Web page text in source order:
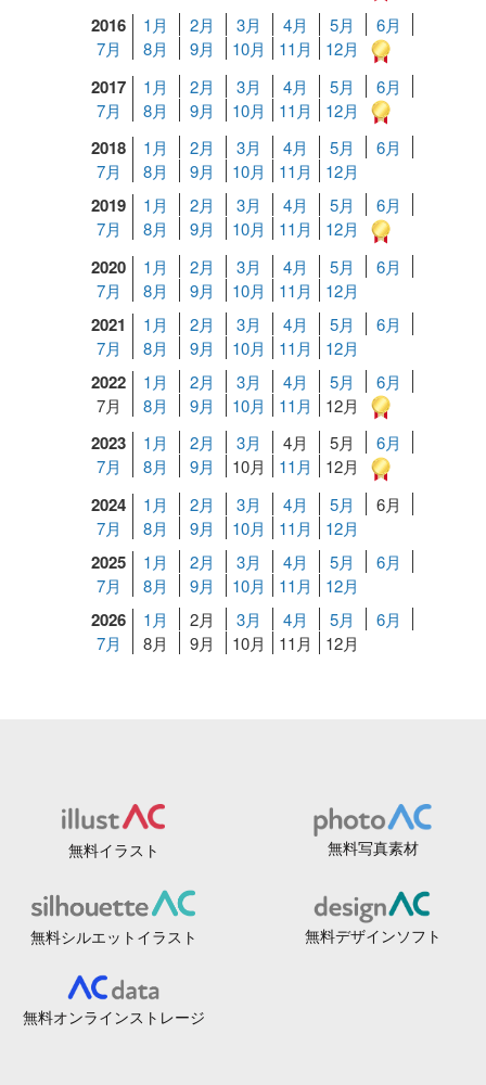
2016 1月 2月 3月 4月 5月
6月
7月
8月 9月 10月 11月 12月
2017 1月 2月 3月 4月 5月
6月
7月
8月 9月 10月 11月 12月
2018 1月 2月 3月 4月 5月
6月
7月
8月 9月 10月 11月 12月
2019 1月 2月 3月 4月 5月
6月
7月
8月 9月 10月 11月 12月
2020 1月 2月 3月 4月 5月
6月
7月
8月 9月 10月 11月 12月
2021 1月 2月 3月 4月 5月
6月
7月
8月 9月 10月 11月 12月
2022 1月 2月 3月 4月 5月
6月
7月
8月 9月 10月 11月 12月
2023 1月 2月 3月 4月 5月
6月
7月
8月 9月 10月 11月 12月
2024 1月 2月 3月 4月 5月
6月
7月
8月 9月 10月 11月 12月
2025 1月 2月 3月 4月 5月
6月
7月
8月 9月 10月 11月 12月
2026 1月 2月 3月 4月 5月
6月
7月
8月 9月 10月 11月 12月
無料イラスト 無料写真素材
無料シルエットイラスト 無料デザインソフト
無料オンラインストレージ